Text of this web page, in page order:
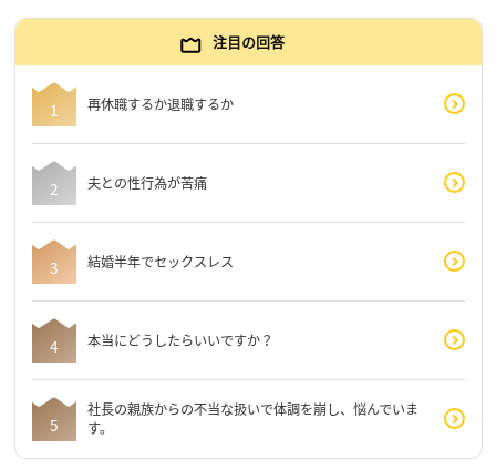
注目の回答
再休職するか退職するか
夫との性行為が苦痛
結婚半年でセックスレス
本当にどうしたらいいですか？
社長の親族からの不当な扱いで体調を崩し、悩んでいま
す。